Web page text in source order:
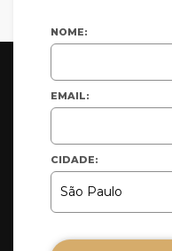
NOME:
EMAIL:
CIDADE: